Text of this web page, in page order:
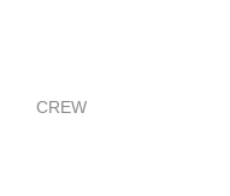
CREW